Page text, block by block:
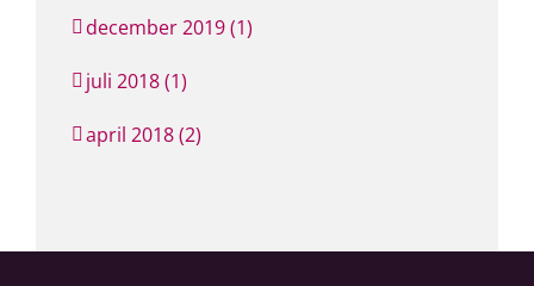
december 2019 (1)
juli 2018 (1)
april 2018 (2)